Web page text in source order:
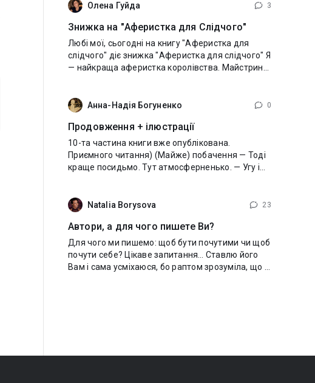
Олена Гуйда
3
Знижка на "Аферистка для Слідчого"
Любі мої, сьогодні на книгу "Аферистка для
слідчого" діє знижка "Аферистка для слідчого" Я
— найкраща аферистка королівства. Майстриня
Анна-Надія Богуненко
0
Продовження + ілюстрації
10-та частина книги вже опублікована.
Приємного читання) (Майже) побачення — Тоді
краще посидьмо. Тут атмосферненько. — Угу і
раптом зрозуміла,
Natalia Borysova 23
Автори, а для чого пишете Ви?
Для чого ми пишемо: щоб бути почутими чи щоб
почути себе? Цікаве запитання… Ставлю його
Вам і сама усміхаюся, бо раптом зрозуміла, що й